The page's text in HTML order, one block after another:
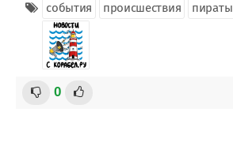
события происшествия пираты
0